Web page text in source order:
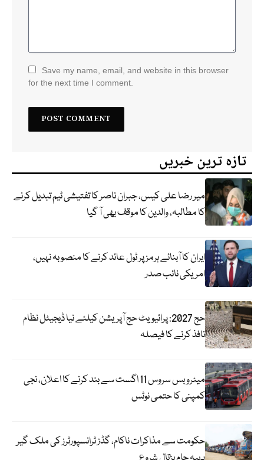
Save my name, email, and website in this browser
for the next time I comment.
تازہ ترین خبریں
میر رضا علی کیس، جبران ناصر کا تفتیشی ٹیم تبدیل کرنے
کا مطالبہ، والدین کا موقف بھی آ گیا
ایران کا آبنائے ہرمز پر ٹول عائد کرنے کا منصوبہ نہیں،
امریکی نائب صدر
حج 2027: پرائیویٹ حج آپریشن کیلئے نیا ڈیجیٹل نظام
نافذ کرنے کا فیصلہ
میٹرو بس سروس 11 اگست سے بند کرنے کا اعلان، نجی
کمپنی کا حتمی نوٹس
حکومت سے مذاکرات ناکام، گڈز ٹرانسپورٹرز کی ملک گیر